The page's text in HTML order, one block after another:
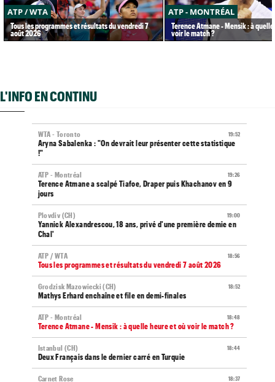
ATP / WTA
Tous les programmes et résultats du vendredi 7
août 2026
ATP - MONTRÉAL
Terence Atmane - Mensik : à
voir le match ?
L'INFO EN CONTINU
19:52
WTA - Toronto
Aryna Sabalenka : "On devrait leur présenter cette statistique
!"
19:26
ATP - Montréal
Terence Atmane a scalpé Tiafoe, Draper puis Khachanov en 9
jours
19:00
Plovdiv (CH)
Yannick Alexandrescou, 18 ans, privé d'une première demie en
Chal'
18:56
ATP / WTA
Tous les programmes et résultats du vendredi 7 août 2026
18:52
Grodzisk Mazowiecki (CH)
Mathys Erhard enchaîne et file en demi-finales
18:48
ATP - Montréal
Terence Atmane - Mensik : à quelle heure et où voir le match ?
18:44
Istanbul (CH)
Deux Français dans le dernier carré en Turquie
18:37
Carnet Rose